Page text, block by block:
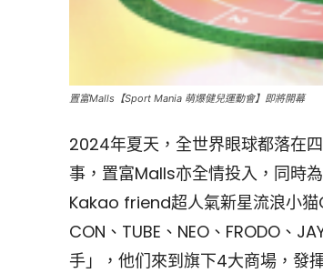
置富Malls【Sport Mania 萌爆健兒運動會】即將開幕
2024年夏天，全世界眼球都落在
事，置富Malls亦全情投入，同時
Kakao friend超人氣新星流浪小猫
CON、TUBE、NEO、FRODO、
手」，他们來到旗下4大商場，發